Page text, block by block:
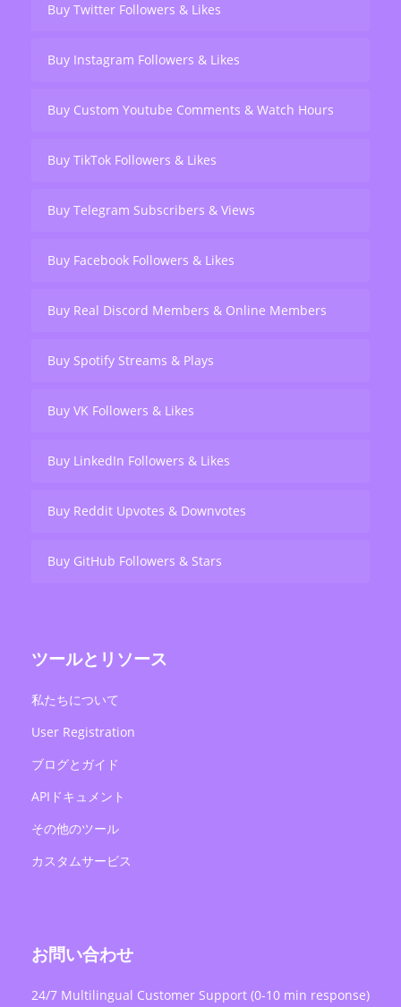
Buy Twitter Followers & Likes
Buy Instagram Followers & Likes
Buy Custom Youtube Comments & Watch Hours
Buy TikTok Followers & Likes
Buy Telegram Subscribers & Views
Buy Facebook Followers & Likes
Buy Real Discord Members & Online Members
Buy Spotify Streams & Plays
Buy VK Followers & Likes
Buy LinkedIn Followers & Likes
Buy Reddit Upvotes & Downvotes
Buy GitHub Followers & Stars
ツールとリソース
私たちについて
User Registration
ブログとガイド
APIドキュメント
その他のツール
カスタムサービス
お問い合わせ
24/7 Multilingual Customer Support (0-10 min response)